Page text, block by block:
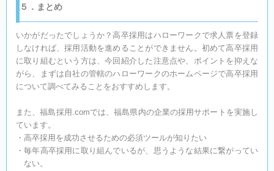
５．まとめ
いかがだったでしょうか？高卒採用はハローワークで求人票を登録
しなければ、採用活動を進めることができません。初めて高卒採用
に取り組むという方は、今回紹介した注意点や、ポイントを抑えな
がら、まずは自社の管轄のハローワークのホームページで高卒採用
について調べてみることをおすすめします。
また、福島採用.comでは、福島県内の企業の採用サポートを実施し
ています。
・高卒採用を成功させるための必須ツールが知りたい
・毎年高卒採用に取り組んでいるが、思うような結果に繋がってい
ない。